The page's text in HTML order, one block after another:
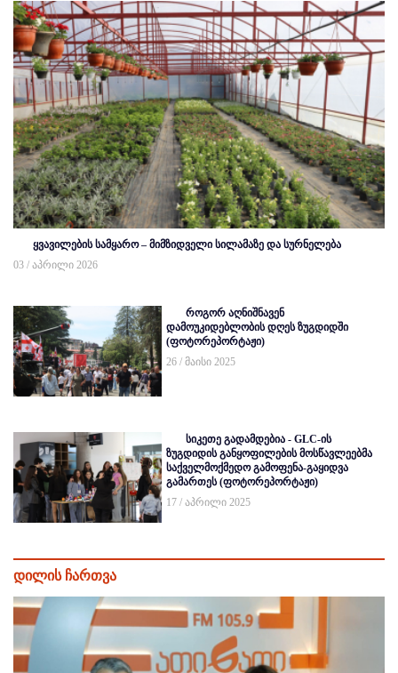
ყვავილების სამყარო – მიმზიდველი სილამაზე და სურნელება
03 / აპრილი 2026
როგორ აღნიშნავენ
დამოუკიდებლობის დღეს ზუგდიდში
(ფოტორეპორტაჟი)
26 / მაისი 2025
სიკეთე გადამდებია - GLC-ის
ზუგდიდის განყოფილების მოსწავლეებმა
საქველმოქმედო გამოფენა-გაყიდვა
გამართეს (ფოტორეპორტაჟი)
17 / აპრილი 2025
დილის ჩართვა